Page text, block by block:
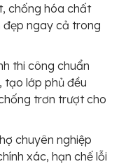
chống hóa chất
đẹp ngay cả trong
thi công chuẩn
tạo lớp phủ đều
trơn trượt cho
chuyên nghiệp
xác, hạn chế lỗi